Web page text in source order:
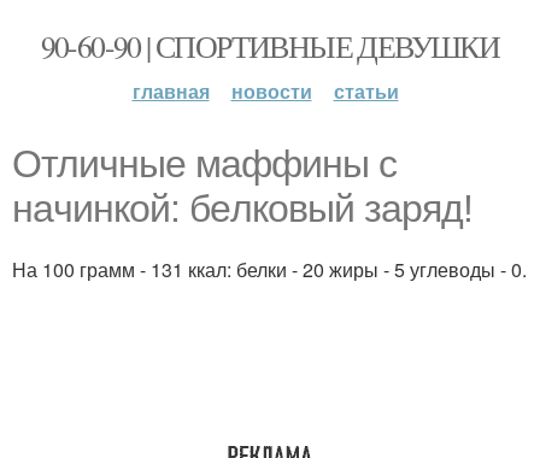
90-60-90 | СПОРТИВНЫЕ ДЕВУШКИ
главная новости статьи
Отличные маффины с
нaчинкой: бeлковый зaряд!
На 100 грамм - 131 ккал: белки - 20 жиры - 5 углеводы - 0.